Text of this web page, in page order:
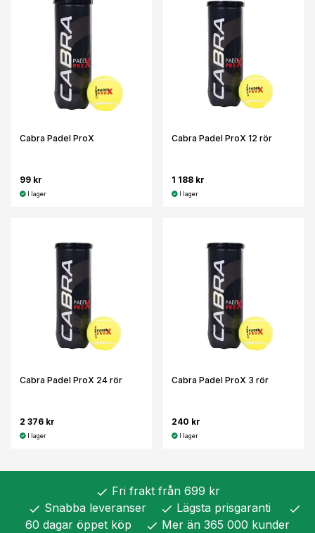
Cabra Padel ProX
99 kr
I lager
Cabra Padel ProX 12 rör
1 188 kr
I lager
Cabra Padel ProX 24 rör
2 376 kr
I lager
Cabra Padel ProX 3 rör
240 kr
I lager
check Fri frakt från 699 kr
check Snabba leveranser check Lägsta prisgaranti check
60 dagar öppet köp check Mer än 365 000 kunder